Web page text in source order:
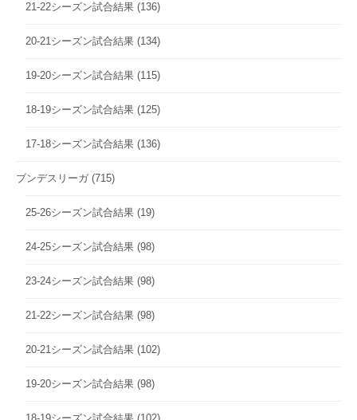
21-22シーズン試合結果 (136)
20-21シーズン試合結果 (134)
19-20シーズン試合結果 (115)
18-19シーズン試合結果 (125)
17-18シーズン試合結果 (136)
ブンデスリーガ (715)
25-26シーズン試合結果 (19)
24-25シーズン試合結果 (98)
23-24シーズン試合結果 (98)
21-22シーズン試合結果 (98)
20-21シーズン試合結果 (102)
19-20シーズン試合結果 (98)